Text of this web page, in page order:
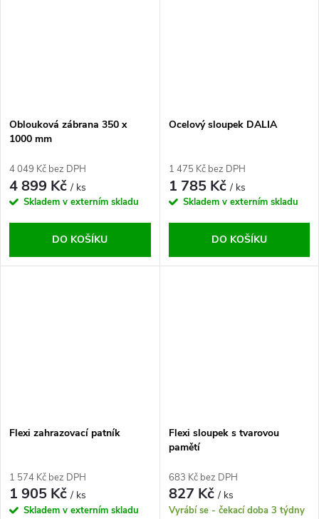
Oblouková zábrana 350 x
1000 mm
4 049 Kč bez DPH
4 899 Kč/ ks
Skladem v externím skladu
DO KOŠÍKU
Ocelový sloupek DALIA
1 475 Kč bez DPH
1 785 Kč/ ks
Skladem v externím skladu
DO KOŠÍKU
Flexi zahrazovací patník
1 574 Kč bez DPH
1 905 Kč/ ks
Skladem v externím skladu
Flexi sloupek s tvarovou
pamětí
683 Kč bez DPH
827 Kč/ ks
Vyrábí se - čekací doba 3 týdny